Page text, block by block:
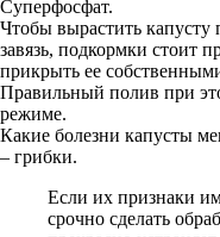
Суперфосфат.
Чтобы вырастить капусту
завязь, подкормки стоит
прикрыть ее
Правильный полив при
режиме.
Какие болезни капусты
– грибки.
Если их признаки
срочно сделать